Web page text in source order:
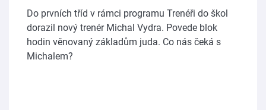
Do prvních tříd v rámci programu Trenéři do škol
dorazil nový trenér Michal Vydra. Povede blok
hodin věnovaný základům juda. Co nás čeká s
Michalem?